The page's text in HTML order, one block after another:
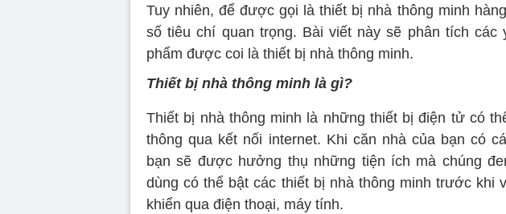
Tuy nhiên, để được gọi là thiết bị nhà thông minh
số tiêu chí quan trọng. Bài viết này sẽ phân tích các
phẩm được coi là thiết bị nhà thông minh.
Thiết bị nhà thông minh là gì?
Thiết bị nhà thông minh là những thiết bị điện tử có
thông qua kết nối internet. Khi căn nhà của bạn có
bạn sẽ được hưởng thụ những tiện ích mà chúng
dùng có thể bật các thiết bị nhà thông minh trước khi
khiển qua điện thoại, máy tính.